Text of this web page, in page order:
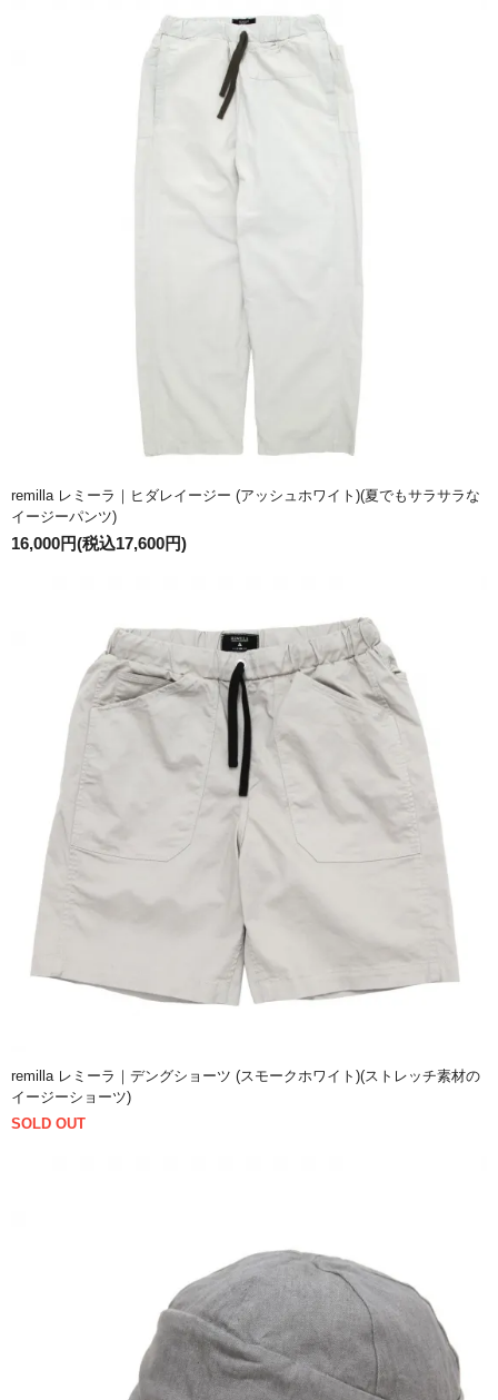
remilla レミーラ｜ヒダレイージー (アッシュホワイト)(夏でもサラサラな
イージーパンツ)
16,000円(税込17,600円)
remilla レミーラ｜デングショーツ (スモークホワイト)(ストレッチ素材の
イージーショーツ)
SOLD OUT